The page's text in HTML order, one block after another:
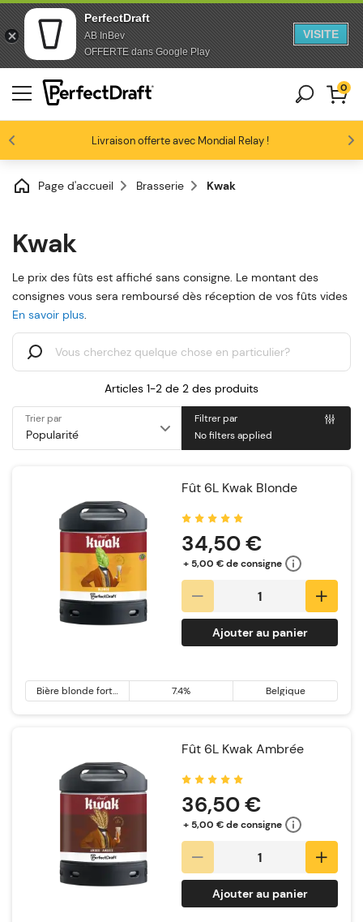
PerfectDraft
AB InBev
OFFERTE dans Google Play
VISITE
Passer au contenu
Passer en bas de page
Livraison offerte avec Mondial Relay !
Profitez de -10% dès 3 fûts unitaires
Les amateurs de bière nous adorent
0
Page d'accueil Brasserie Kwak
Kwak
Le prix des fûts est affiché sans consigne. Le montant des
consignes vous sera remboursé dès réception de vos fûts vides
En savoir plus.
Articles 1-2 de 2 des produits
Trier par
Filtrer par
No filters applied
Fût 6L Kwak Blonde
Notation:
34,50 €
+ 5,00 € de consigne
Ajouter au panier
Bière blonde forte
& Tripel
7.4% Belgique
Fût 6L Kwak Ambrée
Notation:
36,50 €
+ 5,00 € de consigne
Ajouter au panier